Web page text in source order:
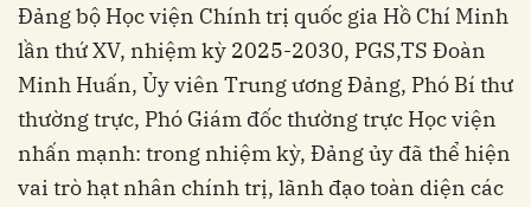
Đảng bộ Học viện Chính trị quốc gia Hồ Chí Minh
lần thứ XV, nhiệm kỳ 2025-2030, PGS,TS Đoàn
Minh Huấn, Ủy viên Trung ương Đảng, Phó Bí thư
thường trực, Phó Giám đốc thường trực Học viện
nhấn mạnh: trong nhiệm kỳ, Đảng ủy đã thể hiện
vai trò hạt nhân chính trị, lãnh đạo toàn diện các